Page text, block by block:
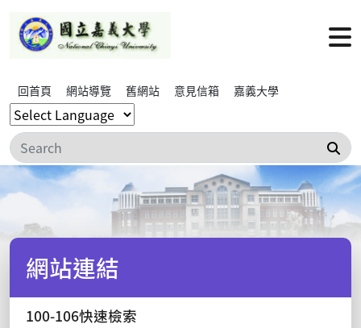
回首頁 網站導覽 舊網站 意見信箱 嘉義大學
搜
網站連結
100-106快速檢索